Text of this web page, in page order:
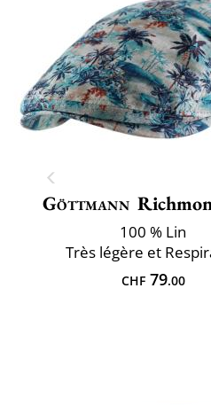
Göttmann
100 % Lin
Très légère et
CHF79.00